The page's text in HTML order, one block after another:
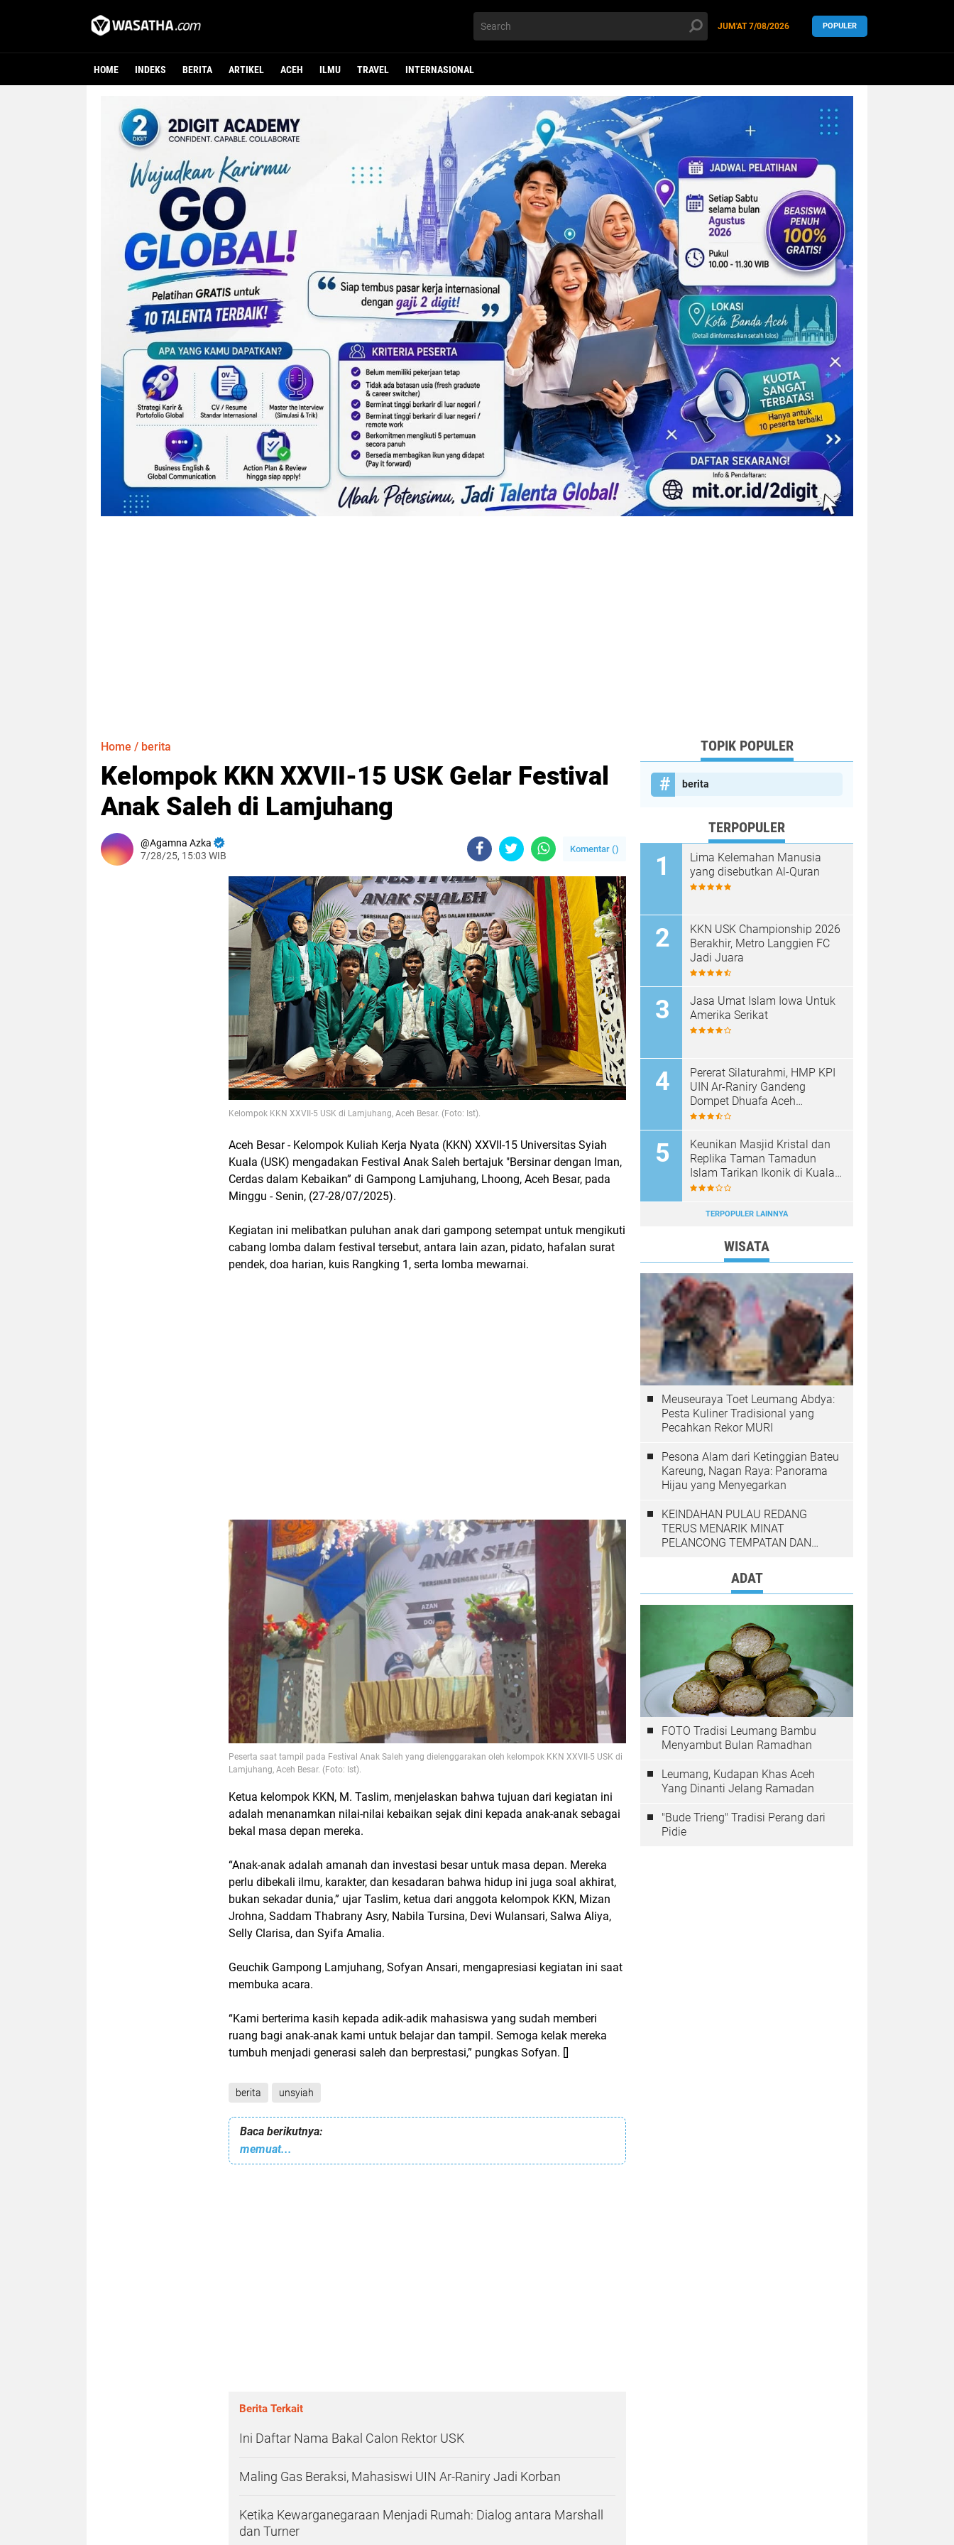
JUM'AT7/08/2026 POPULER
HOME INDEKS BERITA ARTIKEL ACEH ILMU TRAVEL INTERNASIONAL
Home / berita
Kelompok KKN XXVII-15 USK Gelar Festival
Anak Saleh di Lamjuhang
Agamna Azka
7/28/25, 15:03 WIB
Komentar ()
Kelompok KKN XXVII-5 USK di Lamjuhang, Aceh Besar. (Foto: Ist).
Aceh Besar - Kelompok Kuliah Kerja Nyata (KKN) XXVII-15 Universitas Syiah
Kuala (USK) mengadakan Festival Anak Saleh bertajuk "Bersinar dengan Iman,
Cerdas dalam Kebaikan” di Gampong Lamjuhang, Lhoong, Aceh Besar, pada
Minggu - Senin, (27-28/07/2025).
Kegiatan ini melibatkan puluhan anak dari gampong setempat untuk mengikuti
cabang lomba dalam festival tersebut, antara lain azan, pidato, hafalan surat
pendek, doa harian, kuis Rangking 1, serta lomba mewarnai.
Peserta saat tampil pada Festival Anak Saleh yang dielenggarakan oleh kelompok KKN XXVII-5 USK di
Lamjuhang, Aceh Besar. (Foto: Ist).
Ketua kelompok KKN, M. Taslim, menjelaskan bahwa tujuan dari kegiatan ini
adalah menanamkan nilai-nilai kebaikan sejak dini kepada anak-anak sebagai
bekal masa depan mereka.
“Anak-anak adalah amanah dan investasi besar untuk masa depan. Mereka
perlu dibekali ilmu, karakter, dan kesadaran bahwa hidup ini juga soal akhirat,
bukan sekadar dunia,” ujar Taslim, ketua dari anggota kelompok KKN, Mizan
Jrohna, Saddam Thabrany Asry, Nabila Tursina, Devi Wulansari, Salwa Aliya,
Selly Clarisa, dan Syifa Amalia.
Geuchik Gampong Lamjuhang, Sofyan Ansari, mengapresiasi kegiatan ini saat
membuka acara.
“Kami berterima kasih kepada adik-adik mahasiswa yang sudah memberi
ruang bagi anak-anak kami untuk belajar dan tampil. Semoga kelak mereka
tumbuh menjadi generasi saleh dan berprestasi,” pungkas Sofyan. []
berita unsyiah
Baca berikutnya:
memuat...
Berita Terkait
Ini Daftar Nama Bakal Calon Rektor USK
Maling Gas Beraksi, Mahasiswi UIN Ar-Raniry Jadi Korban
Ketika Kewarganegaraan Menjadi Rumah: Dialog antara Marshall
dan Turner
TOPIK POPULER
berita
TERPOPULER
Lima Kelemahan Manusia
yang disebutkan Al-Quran
KKN USK Championship 2026
Berakhir, Metro Langgien FC
Jadi Juara
Jasa Umat Islam Iowa Untuk
Amerika Serikat
Pererat Silaturahmi, HMP KPI
UIN Ar-Raniry Gandeng
Dompet Dhuafa Aceh
Sukseskan Communication
Keunikan Masjid Kristal dan
Replika Taman Tamadun
Islam Tarikan Ikonik di Kuala
Terengganu, Malaysia
TERPOPULER LAINNYA
WISATA
Meuseuraya Toet Leumang Abdya:
Pesta Kuliner Tradisional yang
Pecahkan Rekor MURI
Pesona Alam dari Ketinggian Bateu
Kareung, Nagan Raya: Panorama
Hijau yang Menyegarkan
KEINDAHAN PULAU REDANG
TERUS MENARIK MINAT
PELANCONG TEMPATAN DAN
ADAT
FOTO Tradisi Leumang Bambu
Menyambut Bulan Ramadhan
Leumang, Kudapan Khas Aceh
Yang Dinanti Jelang Ramadan
"Bude Trieng" Tradisi Perang dari
Pidie